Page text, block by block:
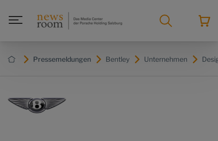
Pressemeldungen Bentley Unternehmen